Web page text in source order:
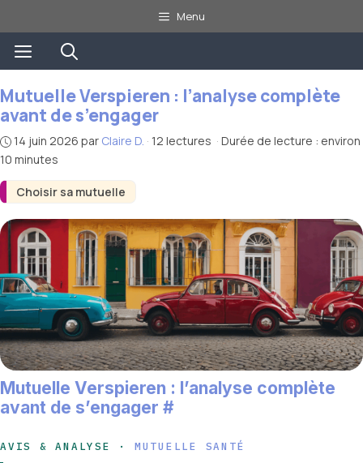
au
contenu
Menu
Menu
Choisir sa mutuelle
Mutuelle Verspieren : l’analyse complète
avant de s’engager
14 juin 2026 par Claire D. · 12 lectures · Durée de lecture : environ
10 minutes
Mutuelle Verspieren : l’analyse complète
avant de s’engager #
AVIS & ANALYSE · MUTUELLE SANTÉ